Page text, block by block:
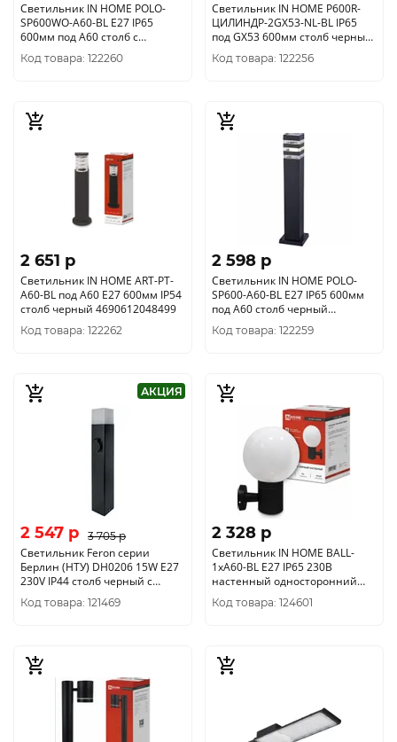
Светильник IN HOME POLO-
SP600WO-A60-BL E27 IP65
600мм под A60 столб с
розеткой черный
4690612051666 1795652
Код товара: 122260
Светильник IN HOME P600R-
ЦИЛИНДР-2GX53-NL-BL IP65
под GX53 600мм столб черный
4690612052939
Код товара: 122256
2 651 p
Светильник IN HOME ART-PT-
A60-BL под A60 E27 600мм IP54
столб черный 4690612048499
Код товара: 122262
2 598 p
Светильник IN HOME POLO-
SP600-A60-BL E27 IP65 600мм
под A60 столб черный
469061205
Код товара: 122259
АКЦИЯ
2 547 p 3 705 p
Светильник Feron серии
Берлин (НТУ) DH0206 15W E27
230V IP44 столб черный с
розеткой 80*80*450мм 11682
Код товара: 121469
2 328 p
Светильник IN HOME BALL-
1хA60-BL E27 IP65 230В
настенный односторонний
черный 4690612053622
Код товара: 124601